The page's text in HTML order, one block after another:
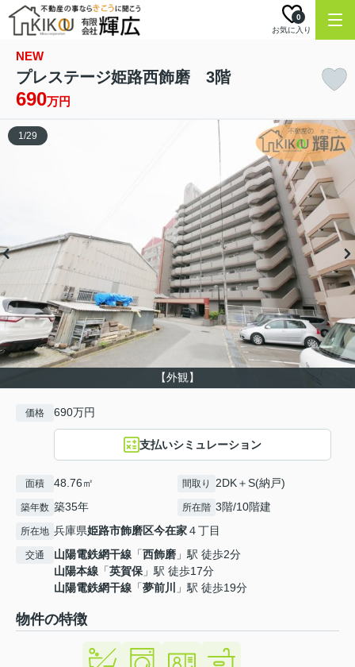
お気に入り
0
NEW
プレステージ姫路西飾磨 3階
690万円
【外観】
1/29
価格 690万円
支払いシミュレーション
面積 48.76㎡ 間取り 2DK＋S(納戸)
築年数 築35年 所在階 3階/10階建
所在地 兵庫県姫路市飾磨区今在家４丁目
交通 山陽電鉄網干線 「西飾磨 」駅 徒歩2分
山陽本線 「英賀保」駅 徒歩17分
山陽電鉄網干線 「夢前川 」駅 徒歩19分
物件の特徴